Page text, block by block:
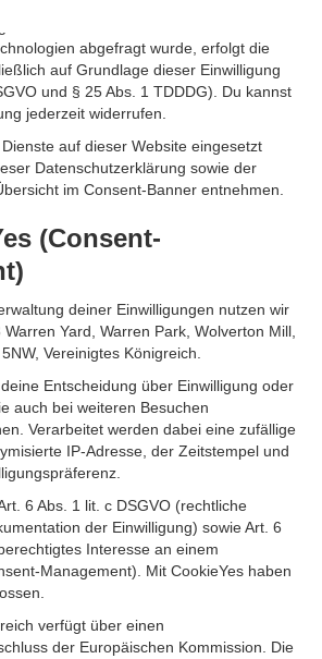
abgefragt wurde, erfolgt die
auf Grundlage dieser Einwilligung
und § 25 Abs. 1 TDDDG). Du kannst
jederzeit widerrufen.
auf dieser Website eingesetzt
Datenschutzerklärung sowie der
im Consent-Banner entnehmen.
(Consent-
deiner Einwilligungen nutzen wir
Yard, Warren Park, Wolverton Mill,
Vereinigtes Königreich.
Entscheidung über Einwilligung oder
auch bei weiteren Besuchen
Verarbeitet werden dabei eine zufällige
IP-Adresse, der Zeitstempel und
6 Abs. 1 lit. c DSGVO (rechtliche
der Einwilligung) sowie Art. 6
Interesse an einem
Management). Mit CookieYes haben
verfügt über einen
der Europäischen Kommission. Die